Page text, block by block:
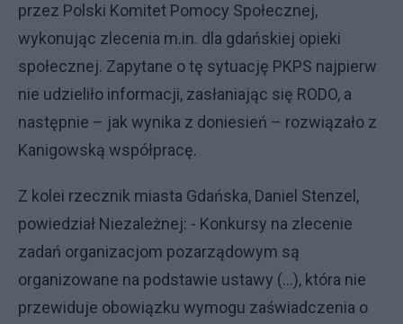
przez Polski Komitet Pomocy Społecznej,
wykonując zlecenia m.in. dla gdańskiej opieki
społecznej. Zapytane o tę sytuację PKPS najpierw
nie udzieliło informacji, zasłaniając się RODO, a
następnie – jak wynika z doniesień – rozwiązało z
Kanigowską współpracę.
Z kolei rzecznik miasta Gdańska, Daniel Stenzel,
powiedział Niezależnej: - Konkursy na zlecenie
zadań organizacjom pozarządowym są
organizowane na podstawie ustawy (...), która nie
przewiduje obowiązku wymogu zaświadczenia o